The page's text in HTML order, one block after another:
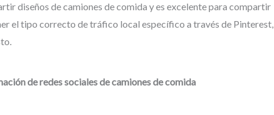
diseños de camiones de comida y es excelente para compartir
el tipo correcto de tráfico local específico a través de Pinterest,
de redes sociales de camiones de comida